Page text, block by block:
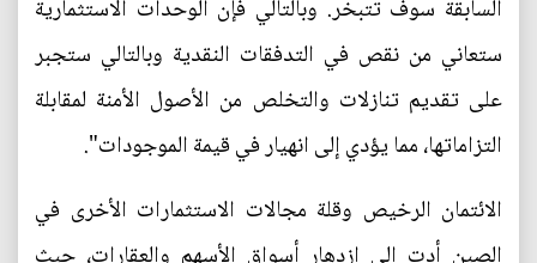
السابقة سوف تتبخر. وبالتالي فإن الوحدات الاستثمارية
ستعاني من نقص في التدفقات النقدية وبالتالي ستجبر
على تقديم تنازلات والتخلص من الأصول الأمنة لمقابلة
التزاماتها، مما يؤدي إلى انهيار في قيمة الموجودات".
الائتمان الرخيص وقلة مجالات الاستثمارات الأخرى في